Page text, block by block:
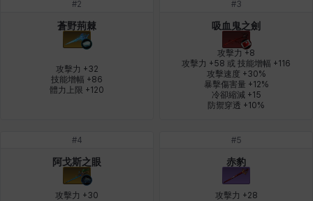
艾登 艾迪娜
莉央 菲歐拉
蓋瑞特 達爾科
#2
蒼野荊棘
攻擊力 +32
技能增幅 +86
體力上限 +120
#3
吸血鬼之劍
攻擊力 +8
攻擊力 +58 或 技能增幅 +116
攻擊速度 +30%
暴擊傷害量 +12%
冷卻縮減 +15
防禦穿透 +10%
#4
阿戈斯之眼
攻擊力 +30
#5
赤豹
攻擊力 +28